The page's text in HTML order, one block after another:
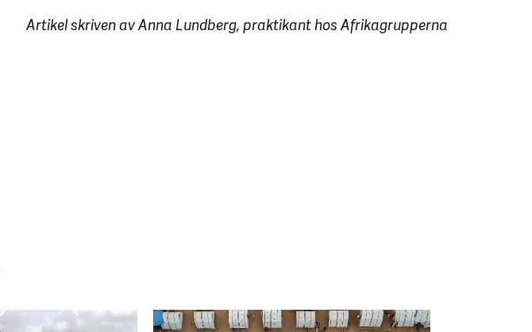
Artikel skriven av Anna Lundberg, praktikant hos Afrikagrupperna